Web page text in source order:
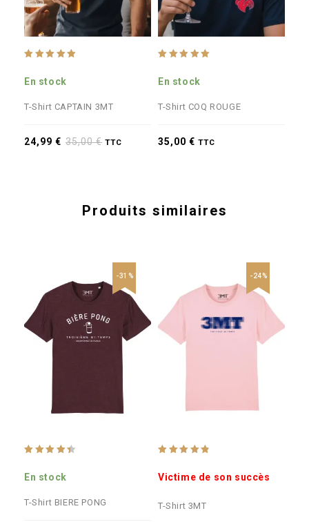
out of 5
En stock
T-Shirt CAPTAIN 3MT
35,00€
24,99 € TTC
out of 5
En stock
T-Shirt COQ ROUGE
35,00 € TTC
Produits similaires
-31%
out of 5
En stock
T-Shirt BIERE PONG
-24%
out of 5
Victime de son succès
T-Shirt 3MT